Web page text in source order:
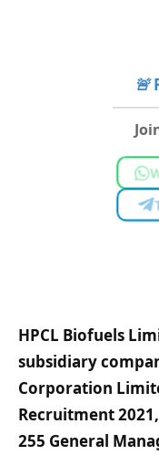
🚨
HPCL Biofuels
subsidiary
Corporation
Recruitment
255 General